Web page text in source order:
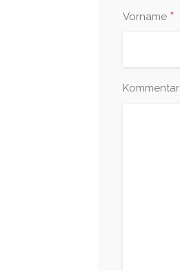
Vorname *
Kommentar